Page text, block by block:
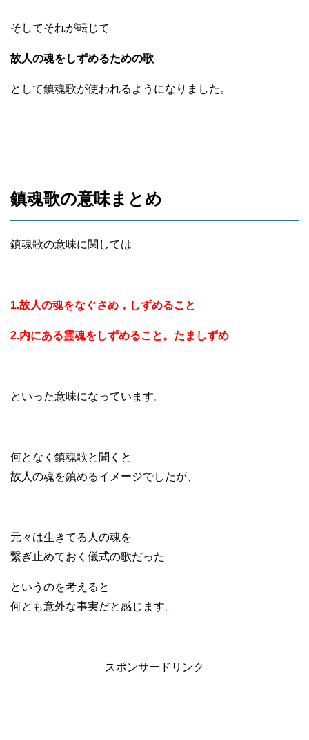
そしてそれが転じて
故人の魂をしずめるための歌
として鎮魂歌が使われるようになりました。
鎮魂歌の意味まとめ
鎮魂歌の意味に関しては
1.故人の魂をなぐさめ，しずめること
2.内にある霊魂をしずめること。たましずめ
といった意味になっています。
何となく鎮魂歌と聞くと
故人の魂を鎮めるイメージでしたが、
元々は生きてる人の魂を
繋ぎ止めておく儀式の歌だった
というのを考えると
何とも意外な事実だと感じます。
スポンサードリンク